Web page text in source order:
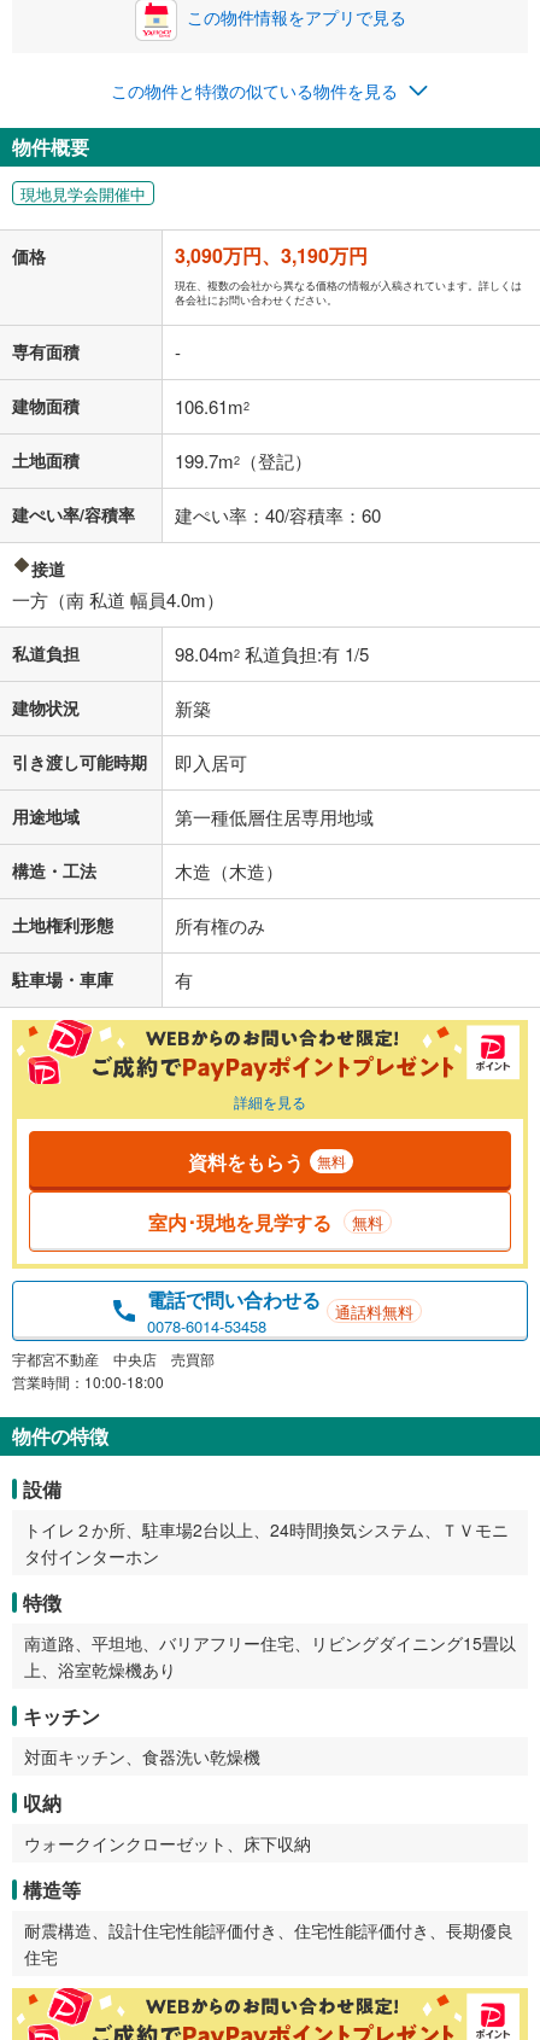
0円
ナス時の増額分（1回分）を入力してください。
ボーナス払いの限度額は金融機関によって異なります。
閉じる
月々の返済額
る値は、実際の金融機関等における貸出金利とは何ら関係がなく、実際
の金融機関等における貸出金利を何ら保証するものではありません。返
済方法「元利均等返済」にて算出しております。入力された金利を35年
適用した場合の計算結果を表示しています。
その他月額費用や、初期費用がかかります。ご注意ください。実際にお
借り入れの際は各金融機関等に、必ずご自身でご確認をお願いいたしま
す。
不動産会社に購入相談をする
この物件情報をアプリで見る
この物件と特徴の似ている物件を見る
物件概要
現地見学会開催中
価格 3,090万円、3,190万円
現在、複数の会社から異なる価格の情報が入稿されています。詳しくは
各会社にお問い合わせください。
専有面積 -
建物面積 106.61m2
土地面積 199.7m2 （登記）
建ぺい率/容積率 建ぺい率：40/容積率：60
接道
一方（南 私道 幅員4.0m）
私道負担 98.04m2 私道負担:有 1/5
建物状況 新築
引き渡し可能時期 即入居可
用途地域 第一種低層住居専用地域
構造・工法 木造（木造）
土地権利形態 所有権のみ
駐車場・車庫 有
詳細を見る
資料をもらう 無料
室内･現地を見学する 無料
電話で問い合わせる
0078-6014-53458
通話料無料
宇都宮不動産 中央店 売買部
営業時間：10:00-18:00
物件の特徴
設備
トイレ２か所、駐車場2台以上、24時間換気システム、ＴＶモニ
タ付インターホン
特徴
南道路、平坦地、バリアフリー住宅、リビングダイニング15畳以
上、浴室乾燥機あり
キッチン
対面キッチン、食器洗い乾燥機
収納
ウォークインクローゼット、床下収納
構造等
耐震構造、設計住宅性能評価付き、住宅性能評価付き、長期優良
住宅